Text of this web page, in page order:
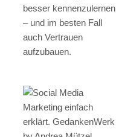
besser kennenzulernen
– und im besten Fall
auch Vertrauen
aufzubauen.